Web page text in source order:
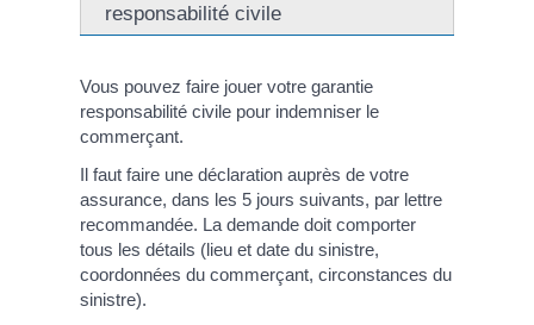
responsabilité civile
Vous pouvez faire jouer votre garantie
responsabilité civile pour indemniser le
commerçant.
Il faut faire une déclaration auprès de votre
assurance, dans les 5 jours suivants, par lettre
recommandée. La demande doit comporter
tous les détails (lieu et date du sinistre,
coordonnées du commerçant, circonstances du
sinistre).